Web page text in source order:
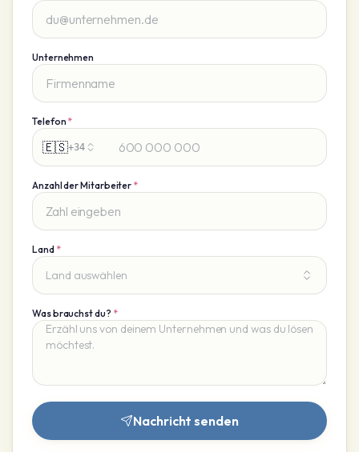
Unternehmen
Telefon *
🇪🇸+34
Anzahl der Mitarbeiter *
Land *
Land auswählen
Was brauchst du? *
Nachricht senden